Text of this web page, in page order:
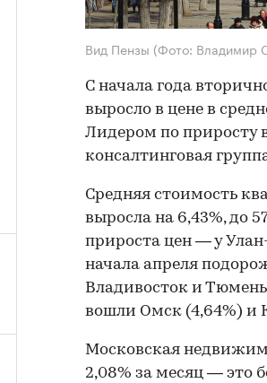
Вид Пензы (Фото: Владимир
С начала года
выросло в цене в
Лидером по приросту
консалтинговая
Средняя стоимость
выросла на 6,43%, до
прироста цен — у
начала апреля
Владивосток и
вошли Омск (4,64%) и
Московская
2,08% за месяц — это